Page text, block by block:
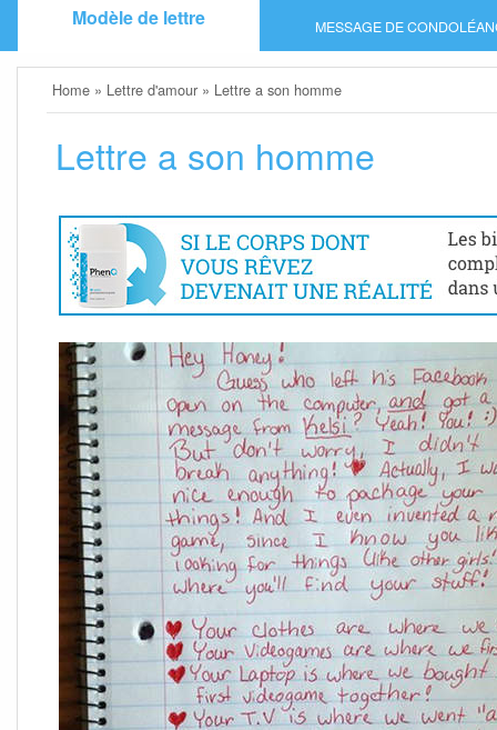
Modèle de lettre MESSAGE DE
Home » Lettre d'amour » Lettre a son homme
Lettre a son homme